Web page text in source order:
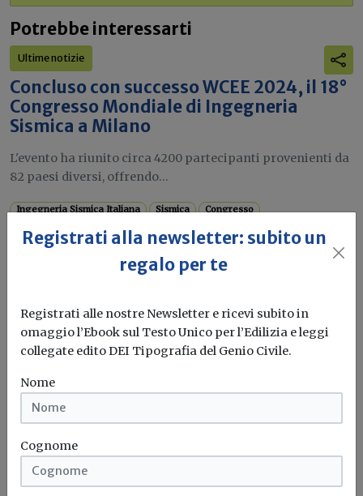
Potrebbe interessarti
Ultime notizie
Concluso con successo WCEE 2024, il 18°
Congresso Mondiale di Ingegneria
Sismica a Milano
L'evento ha riunito circa 4200 partecipanti provenienti da
82 paesi diversi, offrendo...
Ingegneria Sismica Italiana Sismica Congresso
ISI Ingegneria Sismica Italiana: venerdì
19 aprile a Milano l’Assemblea ordinaria
degli Associati
“Dopo le elezioni del 2022, grazie alla determinazione del
Consiglio, ISI ha...
Registrati alla newsletter: subito un
regalo per te
Registrati alle nostre Newsletter e ricevi subito in
omaggio l’Ebook sul Testo Unico per l’Edilizia e leggi
collegate edito DEI Tipografia del Genio Civile.
Nome
Cognome